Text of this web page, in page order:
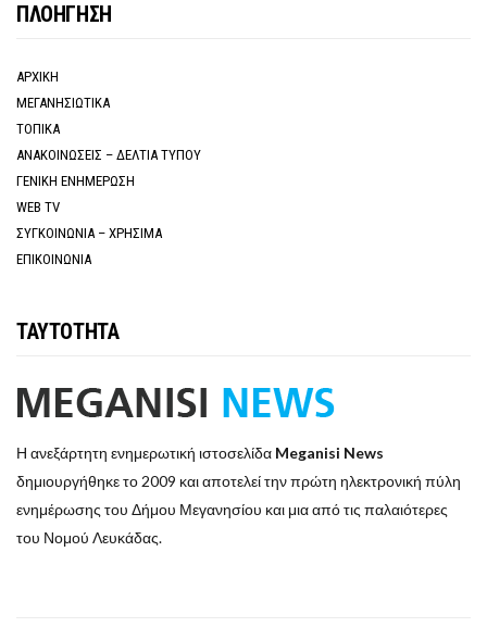
ΠΛΟΗΓΗΣΗ
ΑΡΧΙΚΗ
ΜΕΓΑΝΗΣΙΩΤΙΚΑ
ΤΟΠΙΚΑ
ΑΝΑΚΟΙΝΩΣΕΙΣ – ΔΕΛΤΙΑ ΤΥΠΟΥ
ΓΕΝΙΚΗ ΕΝΗΜΕΡΩΣΗ
WEB TV
ΣΥΓΚΟΙΝΩΝΙΑ – ΧΡΗΣΙΜΑ
ΕΠΙΚΟΙΝΩΝΙΑ
ΤΑΥΤΟΤΗΤΑ
Η ανεξάρτητη ενημερωτική ιστοσελίδα Meganisi News
δημιουργήθηκε το 2009 και αποτελεί την πρώτη ηλεκτρονική πύλη
ενημέρωσης του Δήμου Μεγανησίου και μια από τις παλαιότερες
του Νομού Λευκάδας.